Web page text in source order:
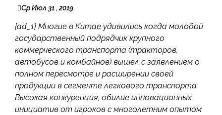
Ср Июл 31 , 2019
[ad_1] Многие в Китае удивились когда молодой
государственный подрядчик крупного
коммерческого транспорта (тракторов,
автобусов и комбайнов) вышел с заявлением о
полном пересмотре и расширении своей
продукции в сегменте легкового транспорта.
Высокая конкуренция, обилие инновационных
инициатив от игроков с многолетним опытом